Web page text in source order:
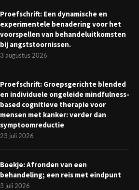
Proefschrift: Een dynamische en
experimentele benadering voor het
voorspellen van behandeluitkomsten
bij angststoornissen.
3 augustus 2026
Proefschrift: Groepsgerichte blended
en individuele ongeleide mindfulness-
based cognitieve therapie voor
mensen met kanker: verder dan
symptoomreductie
23 juli 2026
Boekje: Afronden van een
behandeling; een reis met eindpunt
3 juli 2026